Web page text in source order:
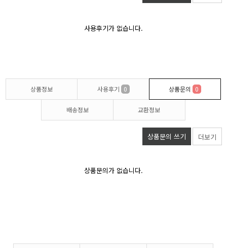
사용후기가 없습니다.
상품정보 사용후기 0 상품문의 0
배송정보 교환정보
상품문의 쓰기 더보기
상품문의가 없습니다.